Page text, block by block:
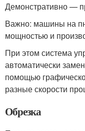
Демонстративно —
Важно: машины на
мощностью и
При этом система
автоматически
помощью
разные скорости
Обрезка